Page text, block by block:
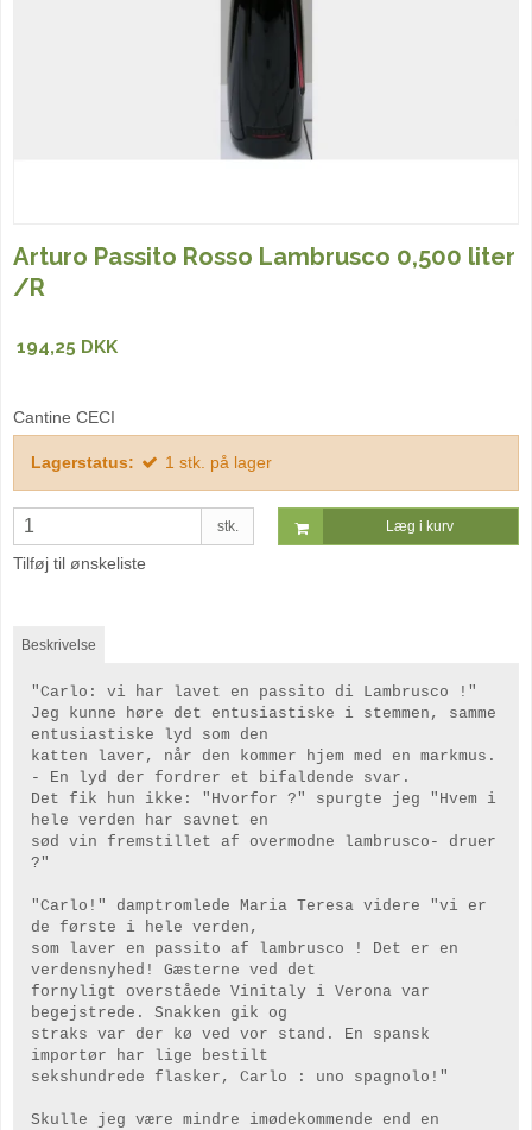
Arturo Passito Rosso Lambrusco 0,500 liter
/R
194,25 DKK
Cantine CECI
Lagerstatus: 1 stk. på lager
stk. Læg i kurv
Tilføj til ønskeliste
Beskrivelse
"Carlo: vi har lavet en passito di Lambrusco !"
Jeg kunne høre det entusiastiske i stemmen, samme
entusiastiske lyd som den
katten laver, når den kommer hjem med en markmus.
- En lyd der fordrer et bifaldende svar.
Det fik hun ikke: "Hvorfor ?" spurgte jeg "Hvem i
hele verden har savnet en
sød vin fremstillet af overmodne lambrusco- druer
?"
"Carlo!" damptromlede Maria Teresa videre "vi er
de første i hele verden,
som laver en passito af lambrusco ! Det er en
verdensnyhed! Gæsterne ved det
fornyligt overståede Vinitaly i Verona var
begejstrede. Snakken gik og
straks var der kø ved vor stand. En spansk
importør har lige bestilt
sekshundrede flasker, Carlo : uno spagnolo!"
Skulle jeg være mindre imødekommende end en